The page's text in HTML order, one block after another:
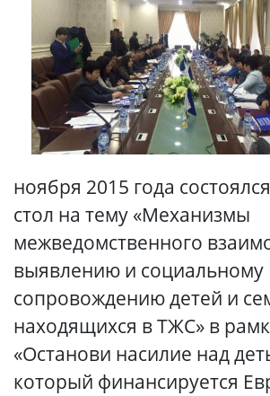
ноября 2015 года
стол на тему «Механизмы
межведомственного
выявлению и социальному
сопровождению детей и
находящихся в ТЖС» в
«Останови насилие над
который финансируется